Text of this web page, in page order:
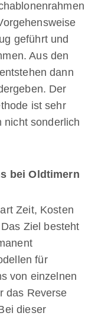
geführt und
Aus den
dann
Der
ist sehr
nicht sonderlich
bei Oldtimern
Zeit, Kosten
Ziel besteht
für
von einzelnen
das Reverse
dieser